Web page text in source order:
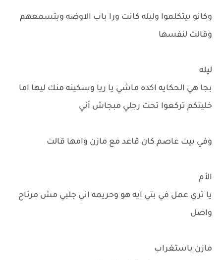
وكانو بيتكلموا وليله كانت ورا باب الاوضه وبتسمعهم
وقالت لنفسها
ليله
بجا هي الحكايه اكده ماشي يا ريا وسكينه منك ليها اما
خليتكم تركعوا تحت رجلي مبجاش أني
وفي بيت عاصم كان قاعد مع مازن وامها قالت
الأم
يا تري عمل في بتي ايه هو وحريمه اني جلبي مش مرتاح
واصل
مازن باستغراب